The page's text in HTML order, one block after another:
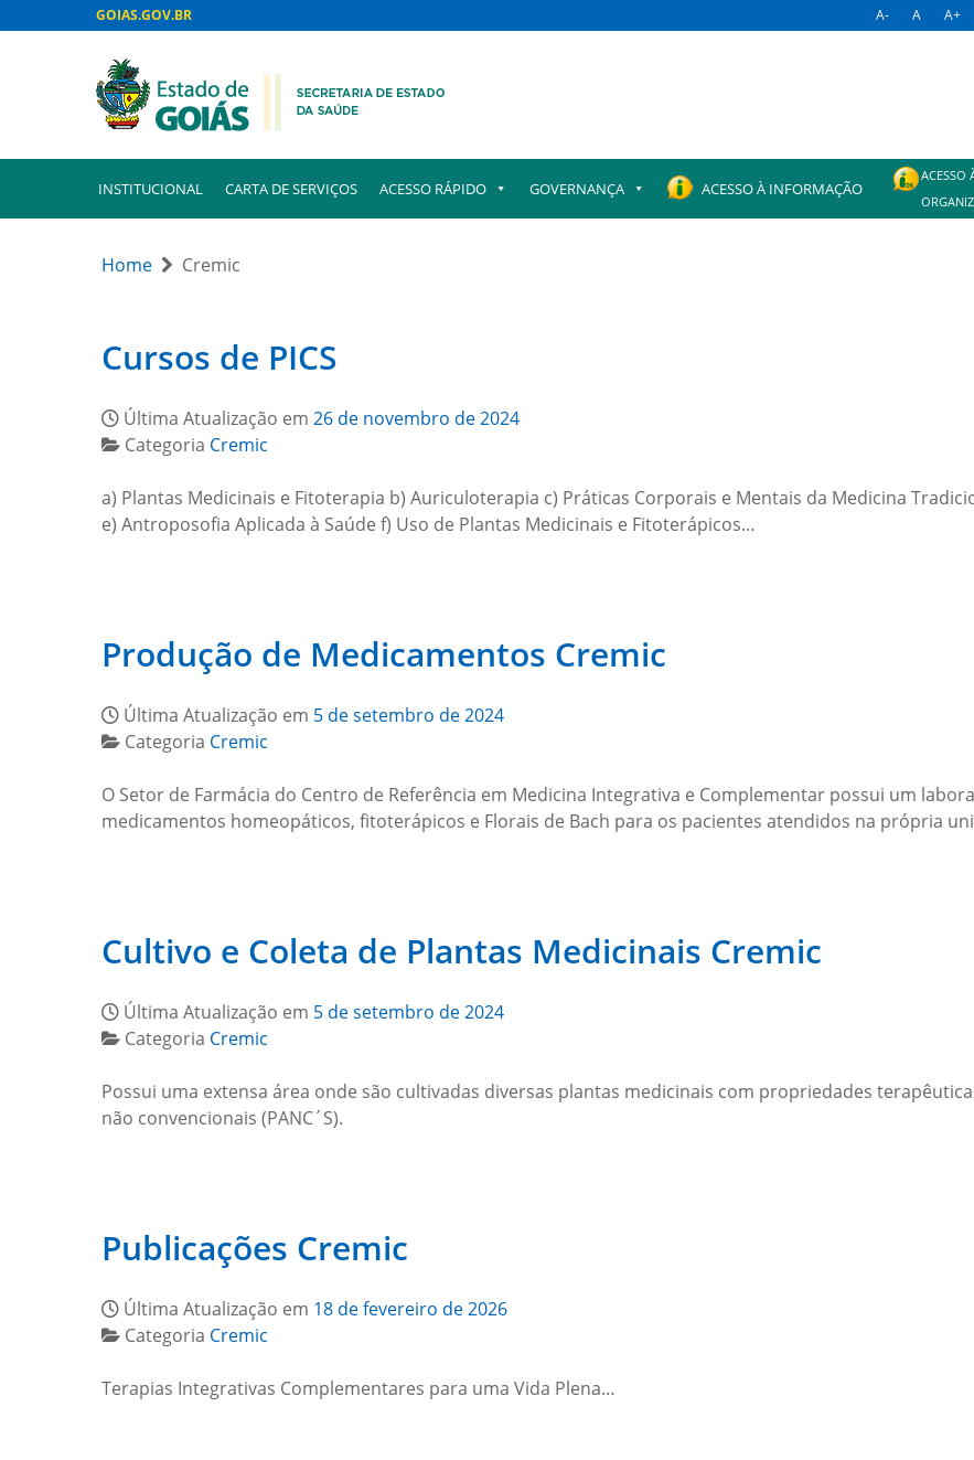
GOIAS.GOV.BR A- A A+
INSTITUCIONAL CARTA DE SERVIÇOS ACESSO RÁPIDO GOVERNANÇA ACESSO À INFORMAÇÃO
ACESSO
Home Cremic
Cursos de PICS
Última Atualização em 26 de novembro de 2024
Categoria Cremic
a) Plantas Medicinais e Fitoterapia b) Auriculoterapia c) Práticas Corporais e Mentais da Medicina
e) Antroposofia Aplicada à Saúde f) Uso de Plantas Medicinais e Fitoterápicos…
Produção de Medicamentos Cremic
Última Atualização em 5 de setembro de 2024
Categoria Cremic
O Setor de Farmácia do Centro de Referência em Medicina Integrativa e Complementar possui um
medicamentos homeopáticos, fitoterápicos e Florais de Bach para os pacientes atendidos na própria
Cultivo e Coleta de Plantas Medicinais Cremic
Última Atualização em 5 de setembro de 2024
Categoria Cremic
Possui uma extensa área onde são cultivadas diversas plantas medicinais com propriedades
não convencionais (PANC´S).
Publicações Cremic
Última Atualização em 18 de fevereiro de 2026
Categoria Cremic
Terapias Integrativas Complementares para uma Vida Plena…